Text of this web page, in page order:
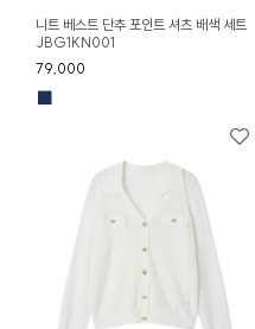
니트 베스트 단추 포인트 셔츠 배색 세트
JBG1KN001
79,000
■